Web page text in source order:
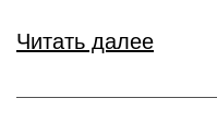
Читать далее